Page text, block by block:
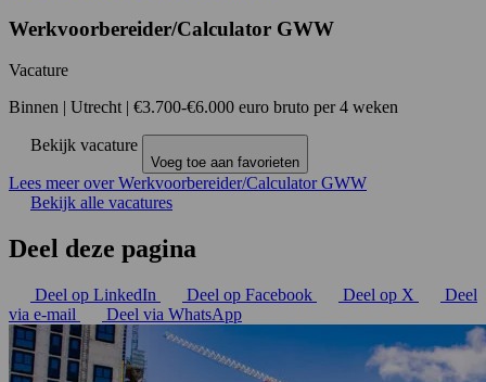
Werkvoorbereider/Calculator GWW
Vacature
Binnen | Utrecht | €3.700-€6.000 euro bruto per 4 weken
Bekijk vacature
Voeg toe aan favorieten
Lees meer over Werkvoorbereider/Calculator GWW
Bekijk alle vacatures
Deel deze pagina
Deel op LinkedIn Deel op Facebook Deel op X
Deel
via e-mail
Deel via WhatsApp